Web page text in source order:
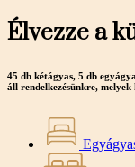
Élvezze a
45 db kétágyas, 5 db
áll rendelkezésünkre,